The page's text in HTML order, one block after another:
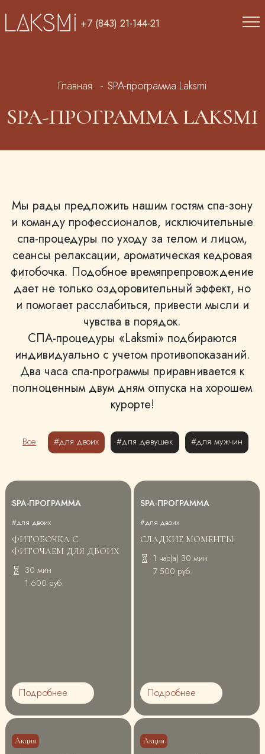
Перейти к основному содержанию
+7 (843) 21-144-21
Строка навигации
Главная SPA-программа Laksmi
SPA-ПРОГРАММА LAKSMI
Мы рады предложить нашим гостям спа-зону
и команду профессионалов, исключительные
спа-процедуры по уходу за телом и лицом,
сеансы релаксации, ароматическая кедровая
фитобочка. Подобное времяпрепровождение
дает не только оздоровительный эффект, но
и помогает расслабиться, привести мысли и
чувства в порядок.
СПА-процедуры «Laksmi» подбираются
индивидуально с учетом противопоказаний.
Два часа спа-программы приравнивается к
полноценным двум дням отпуска на хорошем
курорте!
Все #для двоих #для девушек #для мужчин
SPA-ПРОГРАММА
#для двоих
ФИТОБОЧКА С
ФИТОЧАЕМ ДЛЯ ДВОИХ
30 мин
1 600 руб.
Подробнее
SPA-ПРОГРАММА
#для двоих
СЛАДКИЕ МОМЕНТЫ
1 час(а) 30 мин
7 500 руб.
Подробнее
Акция Акция